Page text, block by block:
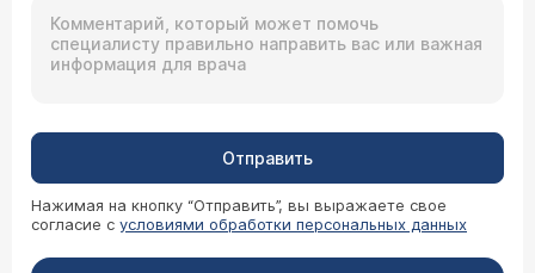
Отправить
Нажимая на кнопку “Отправить”, вы выражаете свое
согласие с условиями обработки персональных данных